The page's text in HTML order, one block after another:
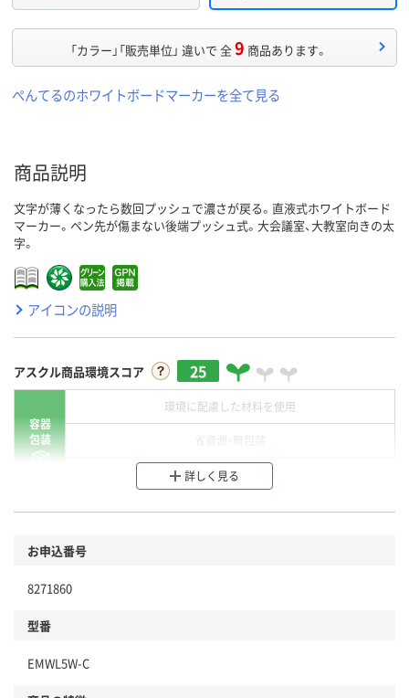
「カラー」「販売単位」 違いで 全9 商品あります。
ぺんてるのホワイトボードマーカーを全て見る
商品説明
文字が薄くなったら数回プッシュで濃さが戻る。直液式ホワイトボード
マーカー。ペン先が傷まない後端プッシュ式。大会議室、大教室向きの太
字。
アイコンの説明
アスクル商品環境スコア 25
容器
包装
環境に配慮した材料を使用
分別・リサイクルしやすい設計
本体
仕組
詳しく見る
お申込番号
8271860
型番
EMWL5W-C